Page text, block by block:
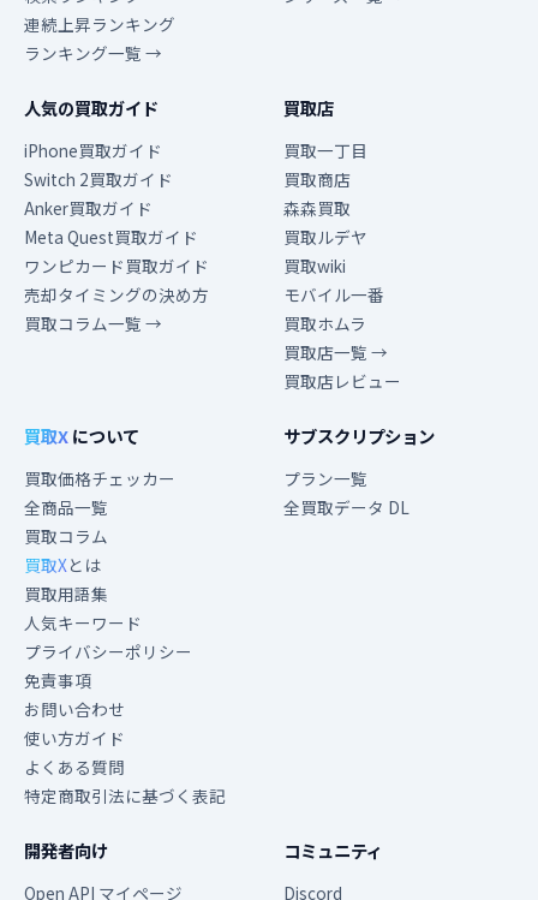
連続上昇ランキング
ランキング一覧 →
人気の買取ガイド
iPhone買取ガイド
Switch 2買取ガイド
Anker買取ガイド
Meta Quest買取ガイド
ワンピカード買取ガイド
売却タイミングの決め方
買取コラム一覧 →
買取店
買取一丁目
買取商店
森森買取
買取ルデヤ
買取wiki
モバイル一番
買取ホムラ
買取店一覧 →
買取店レビュー
買取Xについて
買取価格チェッカー
全商品一覧
買取コラム
買取Xとは
買取用語集
人気キーワード
プライバシーポリシー
免責事項
お問い合わせ
使い方ガイド
よくある質問
特定商取引法に基づく表記
サブスクリプション
プラン一覧
全買取データ DL
開発者向け
Open API マイページ
コミュニティ
Discord